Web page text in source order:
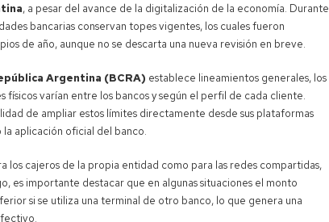
, a pesar del avance de la digitalización de la economía. Durante
bancarias conservan topes vigentes, los cuales fueron
de año, aunque no se descarta una nueva revisión en breve.
Argentina (BCRA) establece lineamientos generales, los
físicos varían entre los bancos y según el perfil de cada cliente.
de ampliar estos límites directamente desde sus plataformas
la aplicación oficial del banco.
los cajeros de la propia entidad como para las redes compartidas,
es importante destacar que en algunas situaciones el monto
si se utiliza una terminal de otro banco, lo que genera una